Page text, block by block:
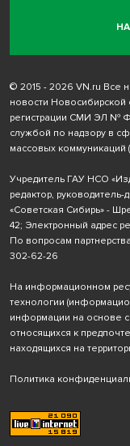
© 2015 - 2026 VN.ru Все
новости Новосибирской
регистрации СМИ ЭЛ №
службой по надзору в
массовых коммуникаций
Учредитель ГАУ НСО
редактор,
«Советская Сибирь» -
42; Электронный адрес
По вопросам
302-62-26
На информационном
технологии
информации на основе
относящихся к
находящихся на
Политика